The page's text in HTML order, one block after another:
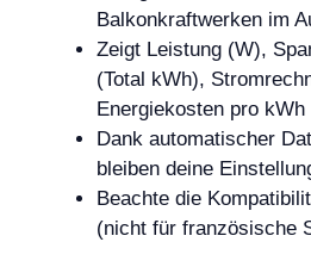
Balkonkraftwerken im
Zeigt Leistung (W),
(Total kWh),
Energiekosten pro
Dank automatischer
bleiben deine
Beachte die
(nicht für französische